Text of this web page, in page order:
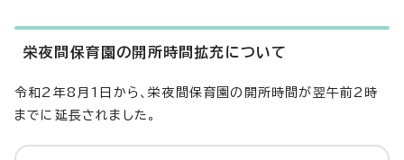
栄夜間保育園の開所時間拡充について
令和2年8月1日から、栄夜間保育園の開所時間が翌午前2時
までに延長されました。